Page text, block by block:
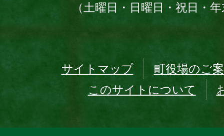
（土曜日・日曜日・祝日・
サイトマップ
町役場のご
このサイトについて